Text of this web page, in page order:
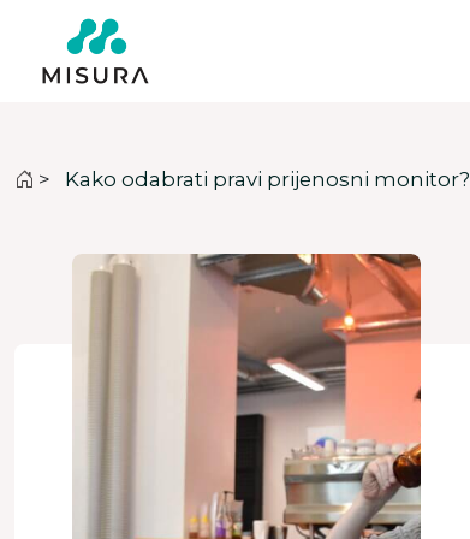
> Kako odabrati pravi prijenosni monitor?